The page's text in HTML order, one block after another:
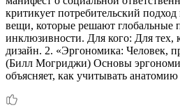
критикует потребительский подход
вещи, которые решают глобальные
инклюзивности. Для кого: Для тех,
дизайн. 2. «Эргономика: Человек,
(Билл Могриджи) Основы
объясняет, как учитывать